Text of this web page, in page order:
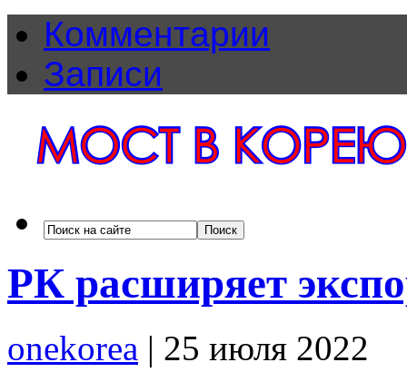
Комментарии
Записи
РК расширяет
onekorea | 25 июля 2022